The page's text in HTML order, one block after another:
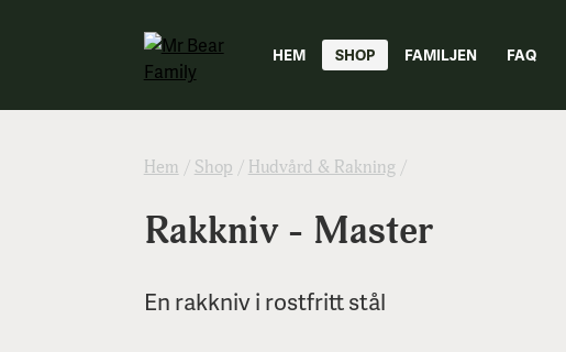
HEM SHOP FAMILJEN FAQ
Hem / Shop / Hudvård & Rakning/
Rakkniv - Master
En rakkniv i rostfritt stål